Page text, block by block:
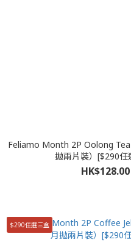
Feliamo Month 2P Oolong
拋兩片裝）[$290任
HK$128.00
$290任選三盒